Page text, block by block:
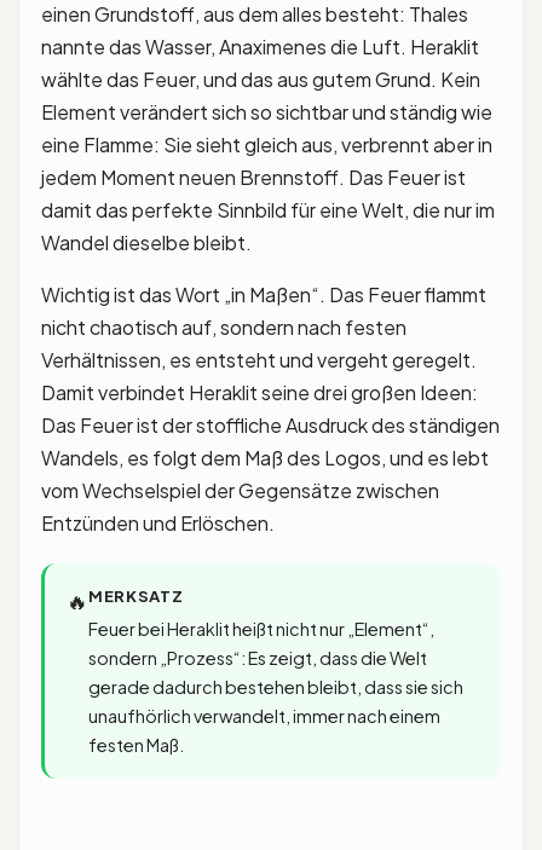
einen Grundstoff, aus dem alles besteht: Thales
nannte das Wasser, Anaximenes die Luft. Heraklit
wählte das Feuer, und das aus gutem Grund. Kein
Element verändert sich so sichtbar und ständig wie
eine Flamme: Sie sieht gleich aus, verbrennt aber in
jedem Moment neuen Brennstoff. Das Feuer ist
damit das perfekte Sinnbild für eine Welt, die nur im
Wandel dieselbe bleibt.
Wichtig ist das Wort „in Maßen“. Das Feuer flammt
nicht chaotisch auf, sondern nach festen
Verhältnissen, es entsteht und vergeht geregelt.
Damit verbindet Heraklit seine drei großen Ideen:
Das Feuer ist der stoffliche Ausdruck des ständigen
Wandels, es folgt dem Maß des Logos, und es lebt
vom Wechselspiel der Gegensätze zwischen
Entzünden und Erlöschen.
🔥 MERKSATZ
Feuer bei Heraklit heißt nicht nur „Element“,
sondern „Prozess“: Es zeigt, dass die Welt
gerade dadurch bestehen bleibt, dass sie sich
unaufhörlich verwandelt, immer nach einem
festen Maß.